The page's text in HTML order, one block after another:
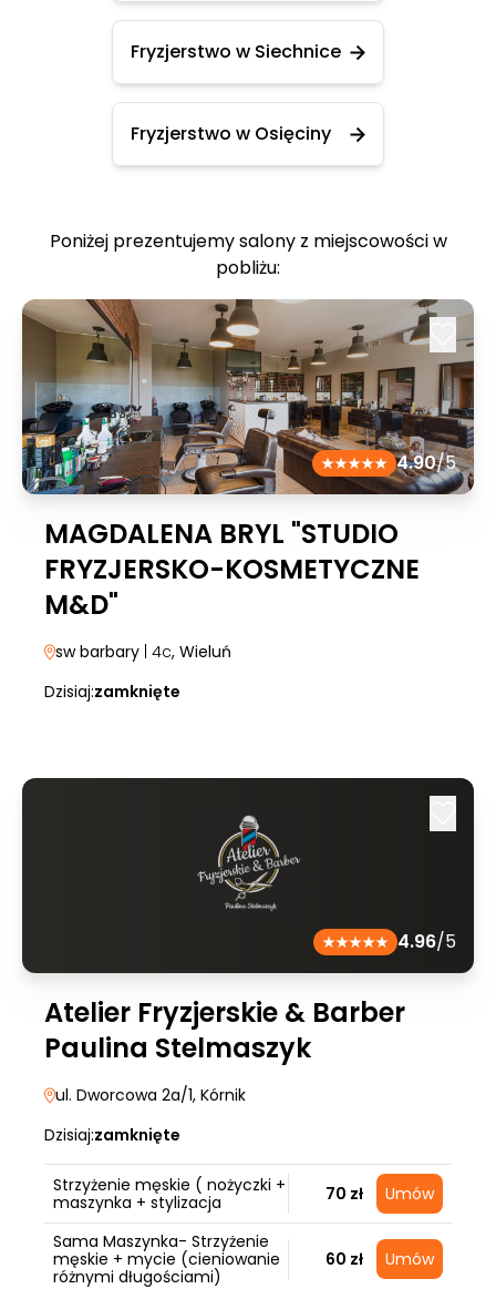
Fryzjerstwo w Siechnice
Fryzjerstwo w Osięciny
Poniżej prezentujemy salony z miejscowości w
pobliżu:
4.90/5
MAGDALENA BRYL "STUDIO
FRYZJERSKO-KOSMETYCZNE
M&D"
sw barbary | 4c, Wieluń
Dzisiaj:zamknięte
4.96/5
Atelier Fryzjerskie & Barber
Paulina Stelmaszyk
ul. Dworcowa 2a/1, Kórnik
Dzisiaj:zamknięte
Strzyżenie męskie ( nożyczki +
maszynka + stylizacja
70 zł Umów
Sama Maszynka- Strzyżenie
męskie + mycie (cieniowanie
różnymi długościami)
60 zł Umów